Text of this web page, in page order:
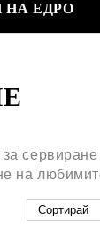
НА ЕДРО
на